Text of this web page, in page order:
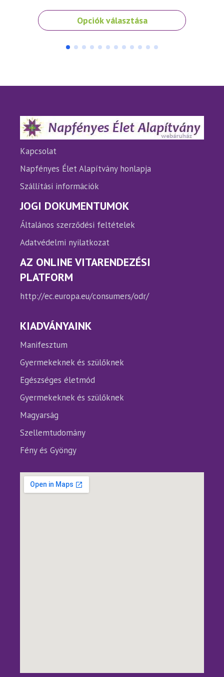
Opciók választása
Ennek
a
A
termékoldalon
választhatók
ki
Kapcsolat
Napfényes Élet Alapítvány honlapja
Szállítási információk
JOGI DOKUMENTUMOK
Általános szerződési feltételek
Adatvédelmi nyilatkozat
AZ ONLINE VITARENDEZÉSI
PLATFORM
http://ec.europa.eu/consumers/odr/
KIADVÁNYAINK
Manifesztum
Gyermekeknek és szülőknek
Egészséges életmód
Gyermekeknek és szülőknek
Magyarság
Szellemtudomány
Fény és Gyöngy